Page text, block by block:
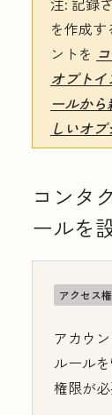
を作成
ントを
オプト
ールか
しいオ
コンタ
ールを
アクセス
アカウ
ルールを
権限が必